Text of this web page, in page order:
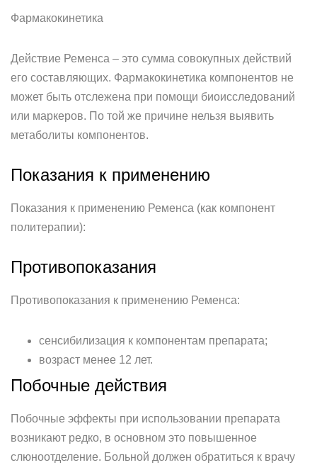
Фармакокинетика
Действие Ременса – это сумма совокупных действий
его составляющих. Фармакокинетика компонентов не
может быть отслежена при помощи биоисследований
или маркеров. По той же причине нельзя выявить
метаболиты компонентов.
Показания к применению
Показания к применению Ременса (как компонент
политерапии):
Противопоказания
Противопоказания к применению Ременса:
сенсибилизация к компонентам препарата;
возраст менее 12 лет.
Побочные действия
Побочные эффекты при использовании препарата
возникают редко, в основном это повышенное
слюноотделение. Больной должен обратиться к врачу